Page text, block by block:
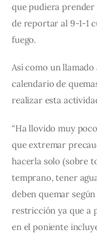
que pudiera prender
de reportar al 9-1-1
fuego.
Así como un
calendario de
realizar esta
“Ha llovido muy
que extremar
hacerla solo (sobre
temprano, tener
deben quemar
restricción ya que a
en el poniente